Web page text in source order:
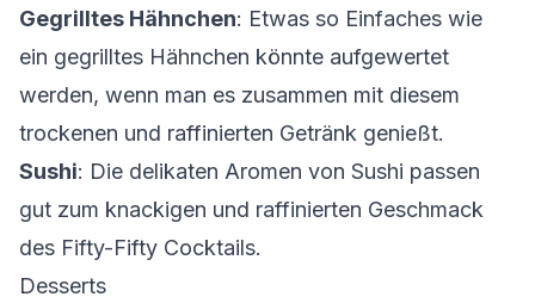
Gegrilltes Hähnchen: Etwas so Einfaches wie
ein gegrilltes Hähnchen könnte aufgewertet
werden, wenn man es zusammen mit diesem
trockenen und raffinierten Getränk genießt.
Sushi: Die delikaten Aromen von Sushi passen
gut zum knackigen und raffinierten Geschmack
des Fifty-Fifty Cocktails.
Desserts